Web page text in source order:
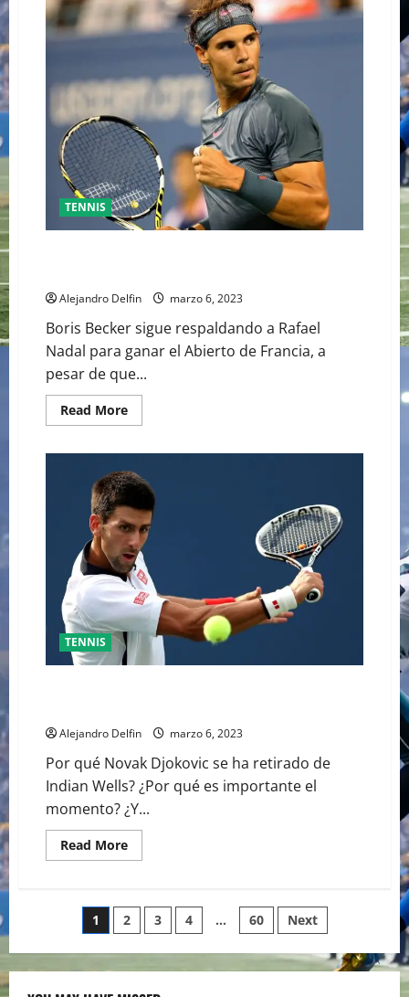
EL
ROLAND
GARROS
TENNIS
Alejandro Delfin marzo 6, 2023
Boris Becker sigue respaldando a Rafael
Nadal para ganar el Abierto de Francia, a
pesar de que...
Read MoreRead
more
SIGUE
SIENDO
FAVORITO
PARA
EL
ABIERTO
DE
FRANCIA
2023
PARA
BORIS
BECKER
TENNIS
Alejandro Delfin marzo 6, 2023
Por qué Novak Djokovic se ha retirado de
Indian Wells? ¿Por qué es importante el
momento? ¿Y...
Read MoreRead
more
EN
EL
MIAMI
EL
Paginación
de
1 2 3 4 … 60 Next